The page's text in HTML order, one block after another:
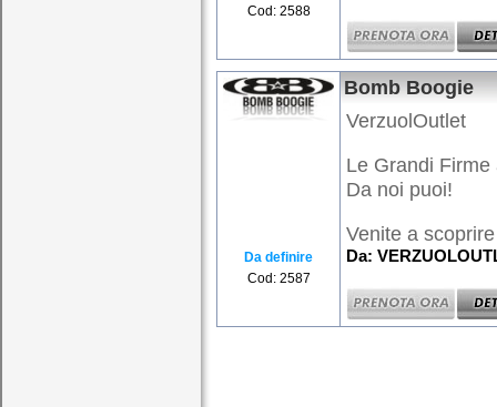
Cod: 2588
Da definire
Cod: 2587
Bomb Boogie
VerzuolOutlet
Le Grandi
Da noi puoi!
Venite a
Da: